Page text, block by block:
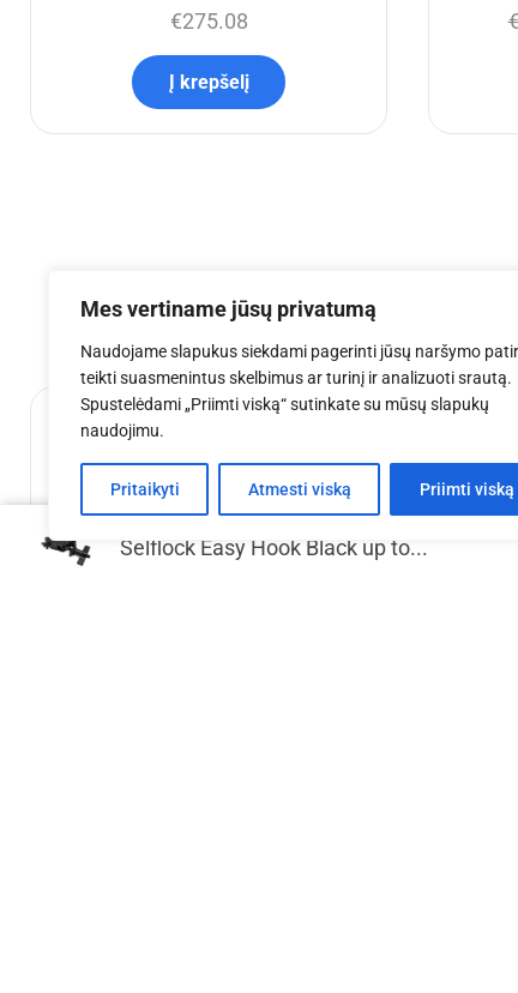
Mes vertiname jūsų privatumą
Naudojame slapukus siekdami pagerinti jūsų naršymo
teikti suasmenintus skelbimus ar turinį ir analizuoti srautą.
Spustelėdami „Priimti viską“ sutinkate su mūsų slapukų
naudojimu.
Pritaikyti Atmesti viską Priimti viską
€275.08
Į krepšelį
Selflock Easy Hook Black up to...